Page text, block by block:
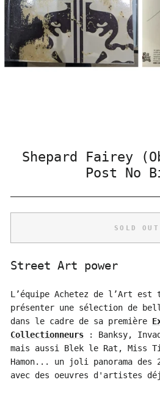
Shepard Fairey
Post No
SOLD OUT
Street Art power
L’équipe Achetez de l’Art est
présenter une sélection de
dans le cadre de sa première
Collectionneurs
: Banksy,
mais aussi Blek le Rat, Miss
Hamon... un joli panorama des
avec des oeuvres d'artistes